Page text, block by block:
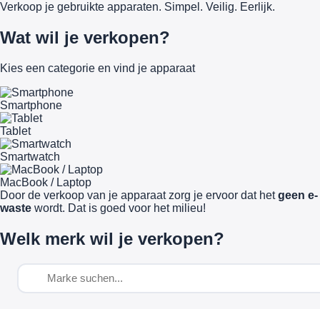
Verkoop je gebruikte apparaten. Simpel. Veilig. Eerlijk.
Wat wil je verkopen?
Kies een categorie en vind je apparaat
Smartphone
Tablet
Smartwatch
MacBook / Laptop
Door de verkoop van je apparaat zorg je ervoor dat hetgeen e-
waste wordt. Dat is goed voor het milieu!
Welk merk wil je verkopen?